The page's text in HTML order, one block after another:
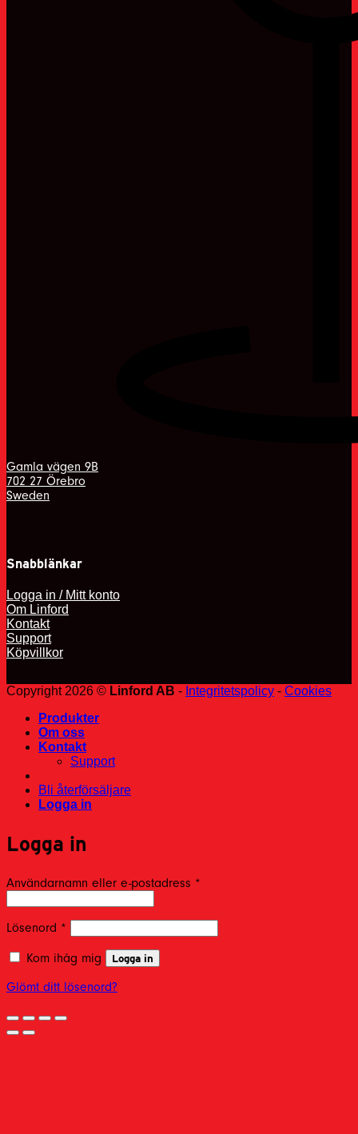
Gamla vägen 9B
702 27 Örebro
Sweden
Snabblänkar
Logga in / Mitt konto
Om Linford
Kontakt
Support
Köpvillkor
Copyright 2026 © Linford AB - Integritetspolicy - Cookies
Produkter
Om oss
Kontakt
Support
Bli återförsäljare
Logga in
Logga in
Användarnamn eller e-postadress *
Lösenord *
Kom ihåg mig Logga in
Glömt ditt lösenord?